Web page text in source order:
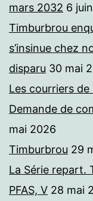
mars 2032 6
Timburbrou
s’insinue chez
disparu 30 mai
Les courriers
Demande de
mai 2026
Timburbrou 29
La Série repart.
PFAS, V 28 mai